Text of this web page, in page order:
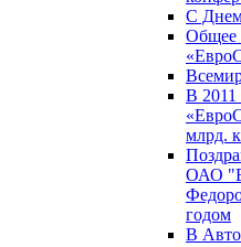
С
Общее
В 2011
млрд.
ОАО
годом
В